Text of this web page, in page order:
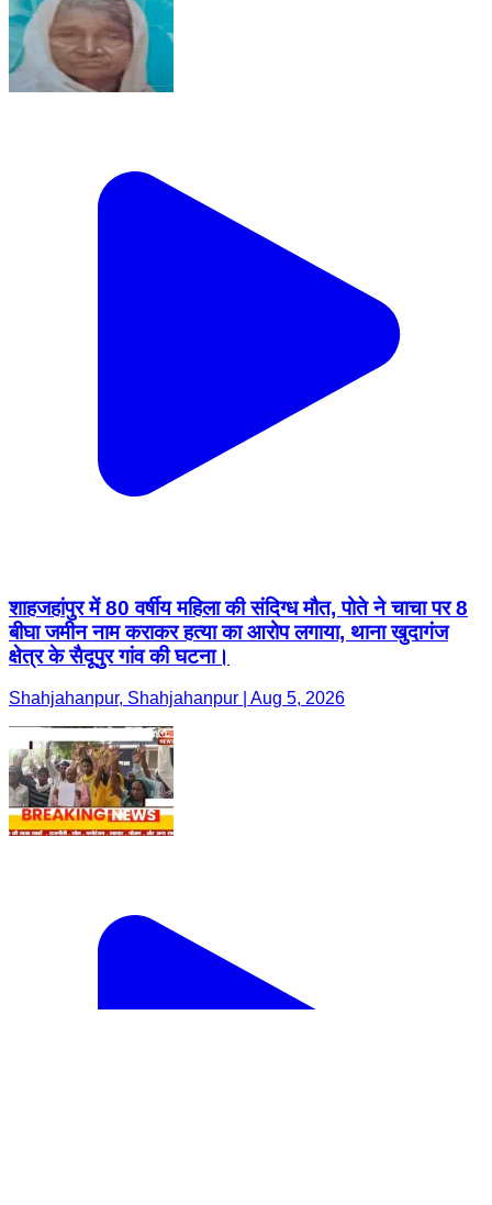
शाहजहांपुर में 80 वर्षीय महिला की संदिग्ध मौत, पोते ने चाचा पर 8
बीघा जमीन नाम कराकर हत्या का आरोप लगाया, थाना खुदागंज
क्षेत्र के सैदूपुर गांव की घटना।
Shahjahanpur, Shahjahanpur | Aug 5, 2026